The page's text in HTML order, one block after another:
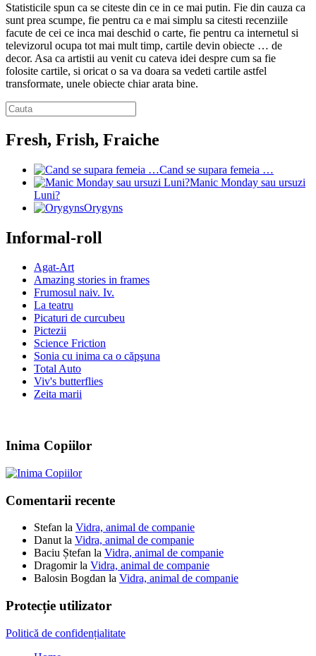
Statisticile spun ca se citeste din ce in ce mai putin. Fie din cauza ca
sunt prea scumpe, fie pentru ca e mai simplu sa citesti recenziile
facute de cei ce inca mai deschid o carte, fie pentru ca internetul si
televizorul ocupa tot mai mult timp, cartile devin obiecte … de
decor. Asa ca artistii au venit cu cateva idei despre cum sa fie
folosite cartile, si oricat o sa va doara sa vedeti cartile astfel
transformate, unele obiecte chiar arata bine.
Fresh, Frish, Fraiche
Cand se supara femeia …
Manic Monday sau ursuzi
Luni?
Orygyns
Informal-roll
Agat-Art
Amazing stories in frames
Frumosul naiv. Iv.
La teatru
Picaturi de curcubeu
Pictezii
Science Friction
Sonia cu inima ca o căpşuna
Total Auto
Viv's butterflies
Zeita marii
Inima Copiilor
Comentarii recente
Stefan la Vidra, animal de companie
Danut la Vidra, animal de companie
Baciu Ștefan la Vidra, animal de companie
Dragomirla Vidra, animal de companie
Balosin Bogdan la Vidra, animal de companie
Protecție utilizator
Politică de confidențialitate